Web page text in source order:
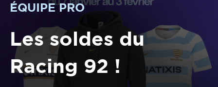
ÉQUIPE PRO
Les soldes du
Racing 92 !